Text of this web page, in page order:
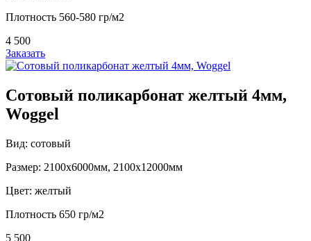
Плотность 560-580 гр/м2
4 500
Заказать
Сотовый поликарбонат желтый 4мм,
Woggel
Вид: сотовый
Размер: 2100х6000мм, 2100х12000мм
Цвет: желтый
Плотность 650 гр/м2
5 500